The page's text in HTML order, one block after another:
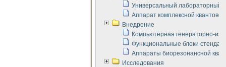
Универсальный лабораторный
Аппарат комплексной
Внедрение
Компьютерная генераторно-
Функциональные блоки стенда
Аппараты биорезонансной
Исследования